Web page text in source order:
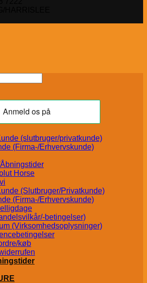
(slutbruger/privatkunde)
(Firma-/Erhvervskunde)
Horse
(Slutbruger/Privatkunde)
(Firma-/Erhvervskunde)
betingelser)
(Virksomhedsoplysninger)
køb